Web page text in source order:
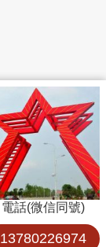
電話(微信同號)
13780226974